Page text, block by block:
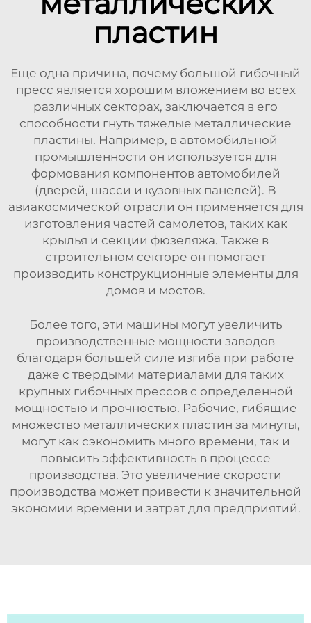
пластин
Еще одна причина, почему большой гибочный
пресс является хорошим вложением во всех
различных секторах, заключается в его
способности гнуть тяжелые металлические
пластины. Например, в автомобильной
промышленности он используется для
формования компонентов автомобилей
(дверей, шасси и кузовных панелей). В
авиакосмической отрасли он применяется для
изготовления частей самолетов, таких как
крылья и секции фюзеляжа. Также в
строительном секторе он помогает
производить конструкционные элементы для
домов и мостов.
Более того, эти машины могут увеличить
производственные мощности заводов
благодаря большей силе изгиба при работе
даже с твердыми материалами для таких
крупных гибочных прессов с определенной
мощностью и прочностью. Рабочие, гибящие
множество металлических пластин за минуты,
могут как сэкономить много времени, так и
повысить эффективность в процессе
производства. Это увеличение скорости
производства может привести к значительной
экономии времени и затрат для предприятий.